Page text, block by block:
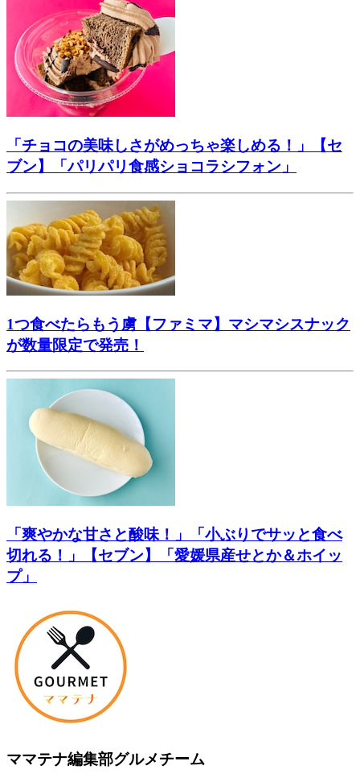
「チョコの美味しさがめっちゃ楽しめる！」【セ
ブン】「パリパリ食感ショコラシフォン」
1つ食べたらもう虜【ファミマ】マシマシスナック
が数量限定で発売！
「爽やかな甘さと酸味！」「小ぶりでサッと食べ
切れる！」【セブン】「愛媛県産せとか＆ホイッ
プ」
ママテナ編集部グルメチーム